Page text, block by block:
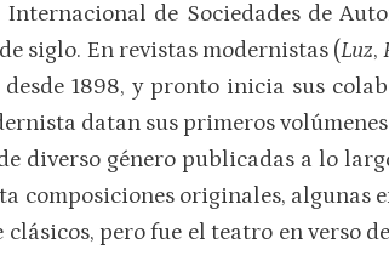
de Sociedades de
siglo. En revistas modernistas (Luz,
1898, y pronto inicia sus
datan sus primeros
diverso género publicadas a lo
composiciones originales, algunas
pero fue el teatro en verso